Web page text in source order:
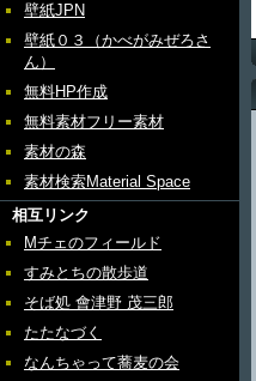
壁紙JPN
壁紙０３（かべがみぜろさ
ん）
無料HP作成
無料素材フリー素材
素材の森
素材検索Material Space
相互リンク
Mチェのフィールド
すみとちの散歩道
そば処 會津野 茂三郎
たたなづく
なんちゃって蕎麦の会